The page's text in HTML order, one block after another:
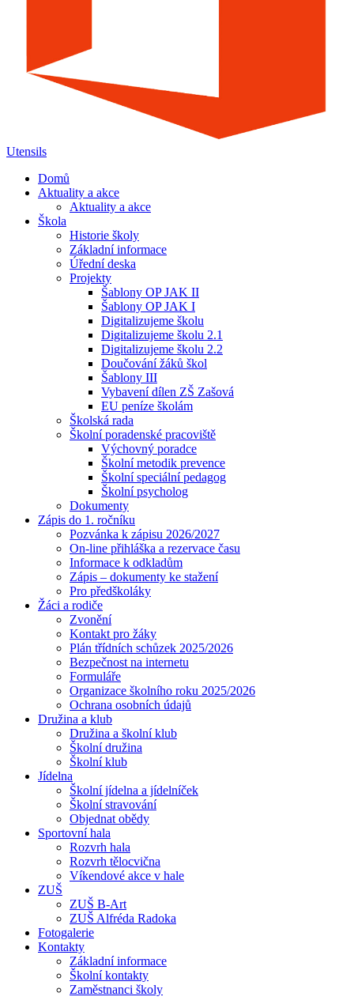
Utensils
Domů
Aktuality a akce
Aktuality a akce
Škola
Historie školy
Základní informace
Úřední deska
Projekty
Šablony OP JAK II
Šablony OP JAK I
Digitalizujeme školu
Digitalizujeme školu 2.1
Digitalizujeme školu 2.2
Doučování žáků škol
Šablony III
Vybavení dílen ZŠ Zašová
EU peníze školám
Školská rada
Školní poradenské pracoviště
Výchovný poradce
Školní metodik prevence
Školní speciální pedagog
Školní psycholog
Dokumenty
Zápis do 1. ročníku
Pozvánka k zápisu 2026/2027
On-line přihláška a rezervace času
Informace k odkladům
Zápis – dokumenty ke stažení
Pro předškoláky
Žáci a rodiče
Zvonění
Kontakt pro žáky
Plán třídních schůzek 2025/2026
Bezpečnost na internetu
Formuláře
Organizace školního roku 2025/2026
Ochrana osobních údajů
Družina a klub
Družina a školní klub
Školní družina
Školní klub
Jídelna
Školní jídelna a jídelníček
Školní stravování
Objednat obědy
Sportovní hala
Rozvrh hala
Rozvrh tělocvična
Víkendové akce v hale
ZUŠ
ZUŠ B-Art
ZUŠ Alfréda Radoka
Fotogalerie
Kontakty
Základní informace
Školní kontakty
Zaměstnanci školy